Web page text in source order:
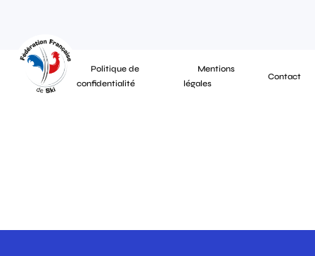
Politique de
confidentialité
Mentions
légales
Contact